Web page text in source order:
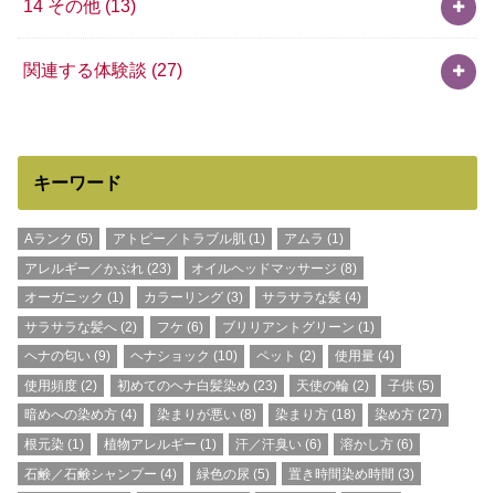
14 その他 (13)
関連する体験談 (27)
キーワード
Aランク (5) アトピー／トラブル肌(1) アムラ (1)
アレルギー／かぶれ (23) オイルヘッドマッサージ (8)
オーガニック (1) カラーリング(3) サラサラな髪(4)
サラサラな髪へ (2) フケ (6) ブリリアントグリーン (1)
ヘナの匂い (9) ヘナショック (10) ペット (2) 使用量 (4)
使用頻度 (2) 初めてのヘナ白髪染め (23) 天使の輪 (2) 子供 (5)
暗めへの染め方 (4) 染まりが悪い(8) 染まり方(18) 染め方 (27)
根元染 (1) 植物アレルギー (1) 汗／汗臭い(6) 溶かし方 (6)
石鹸／石鹸シャンプー (4) 緑色の尿 (5) 置き時間染め時間 (3)